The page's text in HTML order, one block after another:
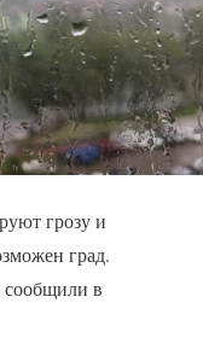
грозу и
град.
сообщили в